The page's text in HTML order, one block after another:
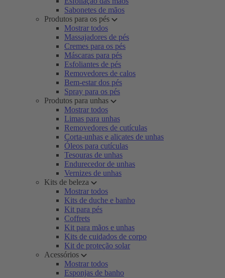
Sabonetes de mãos
Produtos para os pés
Mostrar todos
Massajadores de pés
Cremes para os pés
Máscaras para pés
Esfoliantes de pés
Removedores de calos
Bem-estar dos pés
Spray para os pés
Produtos para unhas
Mostrar todos
Limas para unhas
Removedores de cutículas
Corta-unhas e alicates de unhas
Óleos para cutículas
Tesouras de unhas
Endurecedor de unhas
Vernizes de unhas
Kits de beleza
Mostrar todos
Kits de duche e banho
Kit para pés
Coffrets
Kit para mãos e unhas
Kits de cuidados de corpo
Kit de proteção solar
Acessórios
Mostrar todos
Esponjas de banho